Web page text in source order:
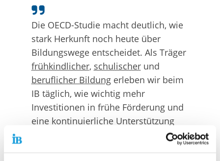
Die OECD-Studie macht deutlich, wie
stark Herkunft noch heute über
Bildungswege entscheidet. Als Träger
frühkindlicher, schulischerund
beruflicher Bildungerleben wir beim
IB täglich, wie wichtig mehr
Investitionen in frühe Förderung und
eine kontinuierliche Unterstützung